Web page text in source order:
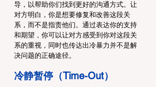
导，以帮助你们找到更好的沟通方式。让
对方明白，你是想要修复和改善这段关
系，而不是指责他们。通过表达你的支持
和期望，你可以让对方感受到你对这段关
系的重视，同时也传达出冷暴力并不是解
决问题的正确途径。
冷静暂停（Time-Out）